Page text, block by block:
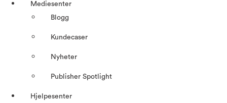
Mediesenter
Blogg
Kundecaser
Nyheter
Publisher Spotlight
Hjelpesenter